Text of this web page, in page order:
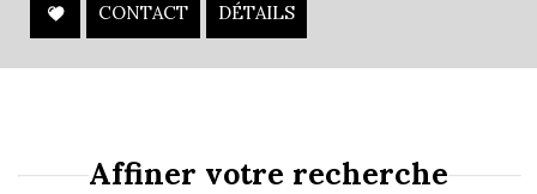
CONTACT DÉTAILS
Affiner votre recherche